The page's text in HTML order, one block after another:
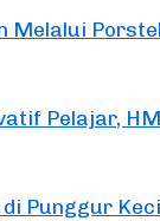
Melalui
Pelajar,
Punggur